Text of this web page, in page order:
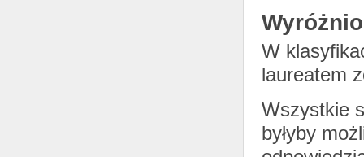
W
laureatem
Wszystkie
byłyby